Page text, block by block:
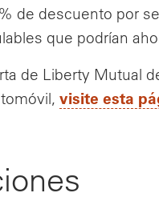
de descuento por
que podrían
de Liberty Mutual
visite esta